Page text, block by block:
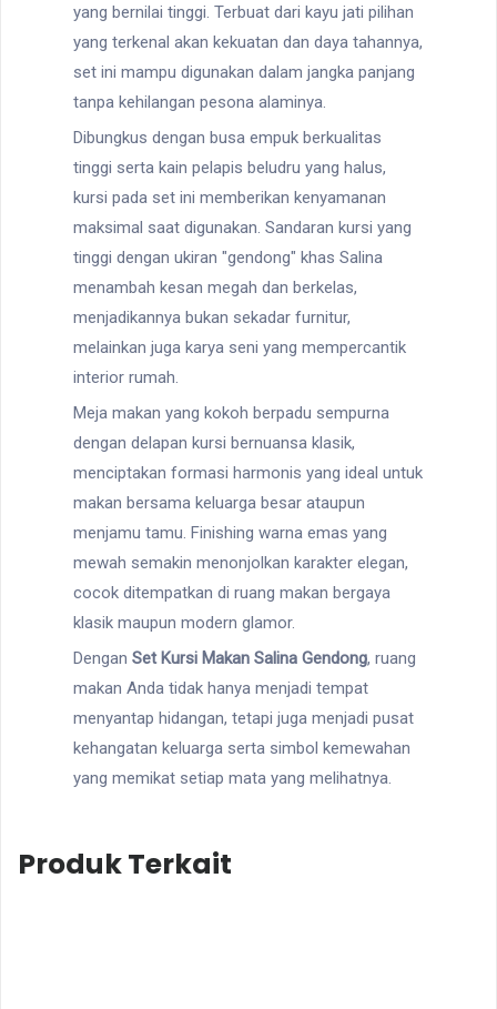
yang bernilai tinggi. Terbuat dari kayu jati pilihan
yang terkenal akan kekuatan dan daya tahannya,
set ini mampu digunakan dalam jangka panjang
tanpa kehilangan pesona alaminya.
Dibungkus dengan busa empuk berkualitas
tinggi serta kain pelapis beludru yang halus,
kursi pada set ini memberikan kenyamanan
maksimal saat digunakan. Sandaran kursi yang
tinggi dengan ukiran "gendong" khas Salina
menambah kesan megah dan berkelas,
menjadikannya bukan sekadar furnitur,
melainkan juga karya seni yang mempercantik
interior rumah.
Meja makan yang kokoh berpadu sempurna
dengan delapan kursi bernuansa klasik,
menciptakan formasi harmonis yang ideal untuk
makan bersama keluarga besar ataupun
menjamu tamu. Finishing warna emas yang
mewah semakin menonjolkan karakter elegan,
cocok ditempatkan di ruang makan bergaya
klasik maupun modern glamor.
Dengan Set Kursi Makan Salina Gendong, ruang
makan Anda tidak hanya menjadi tempat
menyantap hidangan, tetapi juga menjadi pusat
kehangatan keluarga serta simbol kemewahan
yang memikat setiap mata yang melihatnya.
Produk Terkait